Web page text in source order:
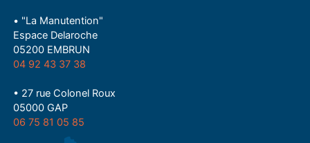
• "La Manutention"
Espace Delaroche
05200 EMBRUN
04 92 43 37 38
• 27 rue Colonel Roux
05000 GAP
06 75 81 05 85